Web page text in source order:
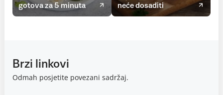
gotova za 5 minuta
neće dosaditi
Brzi linkovi
Odmah posjetite povezani sadržaj.